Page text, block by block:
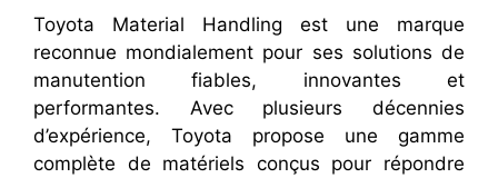
Toyota Material Handling est une marque
reconnue mondialement pour ses solutions de
manutention fiables, innovantes et
performantes. Avec plusieurs décennies
d’expérience, Toyota propose une gamme
complète de matériels conçus pour répondre